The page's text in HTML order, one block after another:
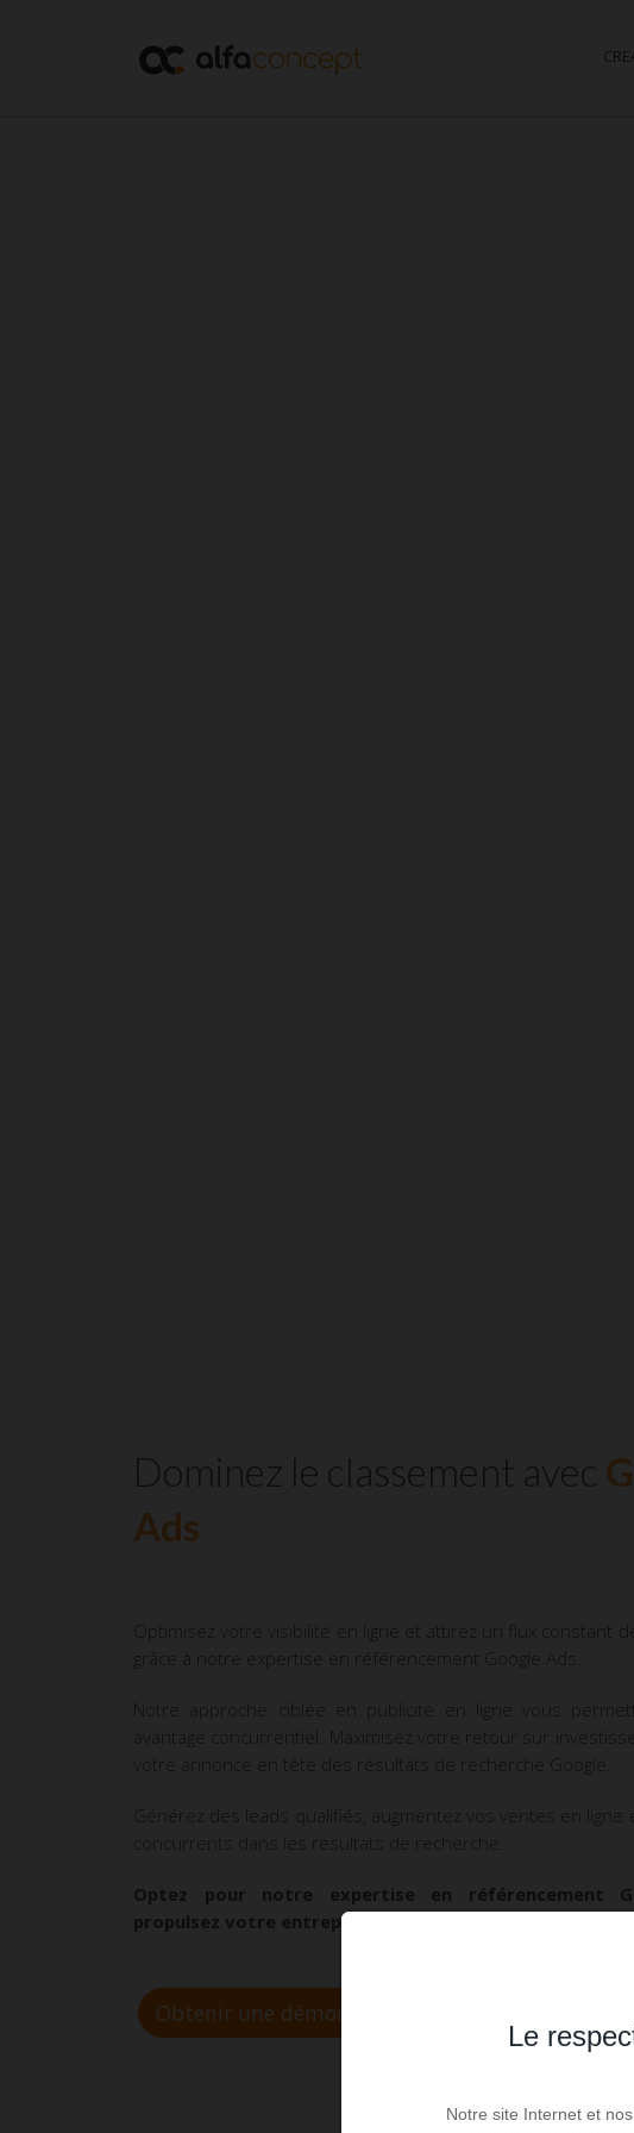
Dominez le classement avec
Ads
Optimisez votre visibilité en ligne et attirez un flux constant
grâce à notre expertise en référencement Google Ads.
Notre approche ciblée en publicité en ligne vous
avantage concurrentiel. Maximisez votre retour sur
votre annonce en tête des résultats de recherche Google.
Générez des leads qualifiés, augmentez vos ventes en ligne
concurrents dans les résultats de recherche.
Optez pour notre expertise en référencement
propulsez votre entreprise vers de nouveaux sommets.
Obtenir une démonstration
Le
Notre site Internet et